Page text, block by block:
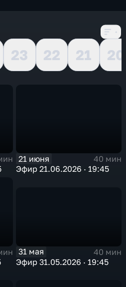
23 22 21
20
21 июня
40 мин
Эфир 21.06.2026 · 19:45
31 мая
40 мин
Эфир 31.05.2026 · 19:45